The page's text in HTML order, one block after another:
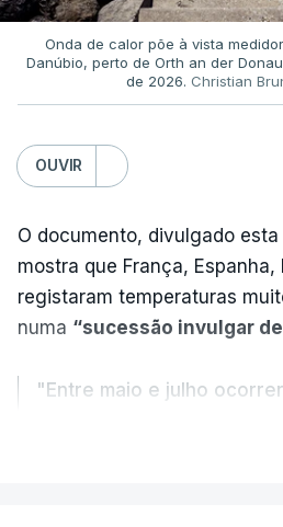
Onda de calor põe à vista
Danúbio, perto de Orth an der
de 2026. Christian
OUVIR
O documento, divulgado
mostra que França,
registaram temperaturas
numa “sucessão invulgar
"Entre maio e julho